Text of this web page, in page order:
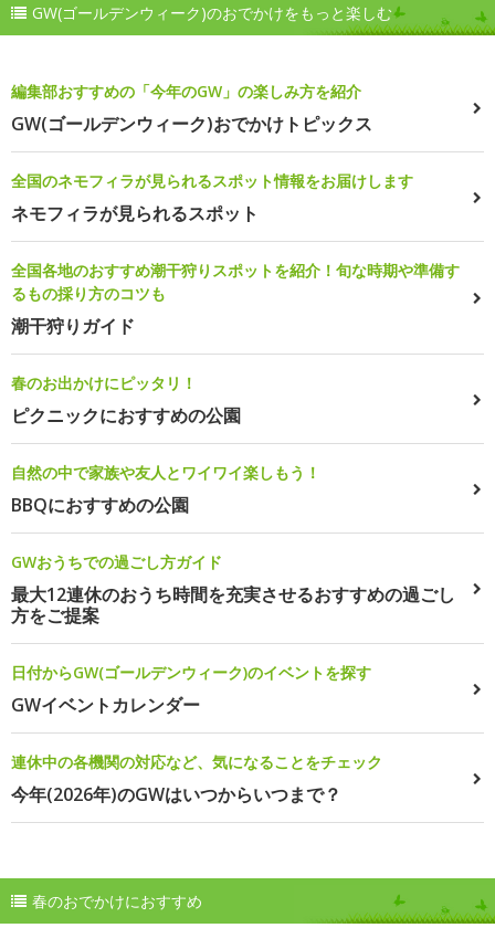
GW(ゴールデンウィーク)のおでかけをもっと楽しむ
編集部おすすめの「今年のGW」の楽しみ方を紹介
GW(ゴールデンウィーク)おでかけトピックス
全国のネモフィラが見られるスポット情報をお届けします
ネモフィラが見られるスポット
全国各地のおすすめ潮干狩りスポットを紹介！旬な時期や準備す
るもの採り方のコツも
潮干狩りガイド
春のお出かけにピッタリ！
ピクニックにおすすめの公園
自然の中で家族や友人とワイワイ楽しもう！
BBQにおすすめの公園
GWおうちでの過ごし方ガイド
最大12連休のおうち時間を充実させるおすすめの過ごし
方をご提案
日付からGW(ゴールデンウィーク)のイベントを探す
GWイベントカレンダー
連休中の各機関の対応など、気になることをチェック
今年(2026年)のGWはいつからいつまで？
春のおでかけにおすすめ